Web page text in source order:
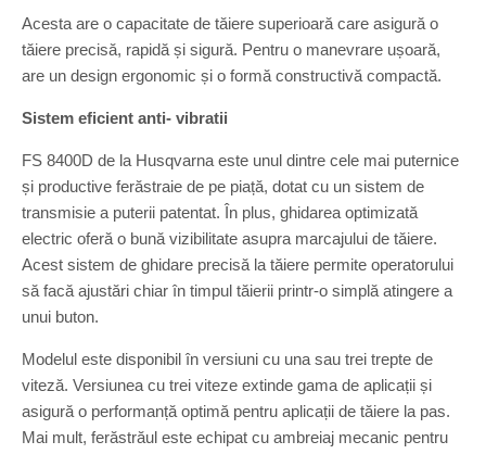
Acesta are o capacitate de tăiere superioară care asigură o
tăiere precisă, rapidă și sigură. Pentru o manevrare ușoară,
are un design ergonomic și o formă constructivă compactă.
Sistem eficient anti- vibratii
FS 8400D de la Husqvarna este unul dintre cele mai puternice
și productive ferăstraie de pe piață, dotat cu un sistem de
transmisie a puterii patentat. În plus, ghidarea optimizată
electric oferă o bună vizibilitate asupra marcajului de tăiere.
Acest sistem de ghidare precisă la tăiere permite operatorului
să facă ajustări chiar în timpul tăierii printr-o simplă atingere a
unui buton.
Modelul este disponibil în versiuni cu una sau trei trepte de
viteză. Versiunea cu trei viteze extinde gama de aplicații și
asigură o performanță optimă pentru aplicații de tăiere la pas.
Mai mult, ferăstrăul este echipat cu ambreiaj mecanic pentru